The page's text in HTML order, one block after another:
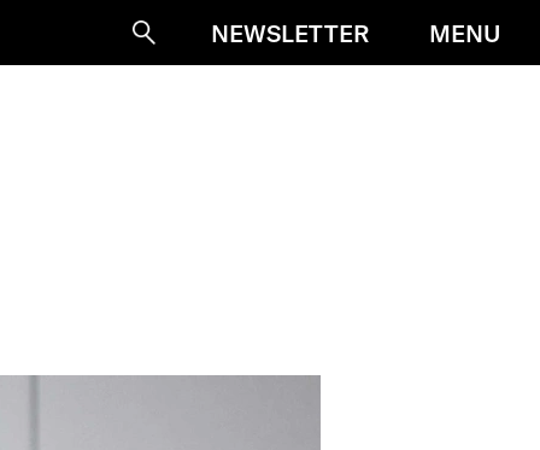
SucheNEWSLETTER MENU